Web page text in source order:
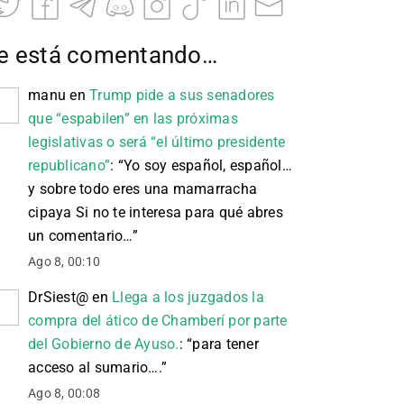
está comentando…
manu en Trump pide a sus senadores
que “espabilen” en las próximas
legislativas o será “el último presidente
republicano”: “Yo soy español, español…
y sobre todo eres una mamarracha
cipaya Si no te interesa para qué abres
un comentario…”
Ago 8, 00:10
DrSiest@ en Llega a los juzgados la
compra del ático de Chamberí por parte
del Gobierno de Ayuso.: “para tener
acceso al sumario….”
Ago 8, 00:08